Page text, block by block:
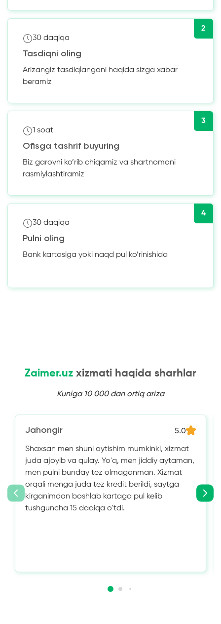
2
30 daqiqa
Tasdiqni oling
Arizangiz tasdiqlangani haqida sizga xabar
beramiz
3
1 soat
Ofisga tashrif buyuring
Biz garovni ko’rib chiqamiz va shartnomani
rasmiylashtiramiz
4
30 daqiqa
Pulni oling
Bank kartasiga yoki naqd pul ko’rinishida
Zaimer.uz xizmati haqida sharhlar
Kuniga 10 000 dan ortiq ariza
Jahongir 5.0
Shaxsan men shuni aytishim mumkinki, xizmat
juda ajoyib va ​​qulay. Yo'q, men jiddiy aytaman,
men pulni bunday tez olmaganman. Xizmat
orqali menga juda tez kredit berildi, saytga
kirganimdan boshlab kartaga pul kelib
tushguncha 15 daqiqa o'tdi.